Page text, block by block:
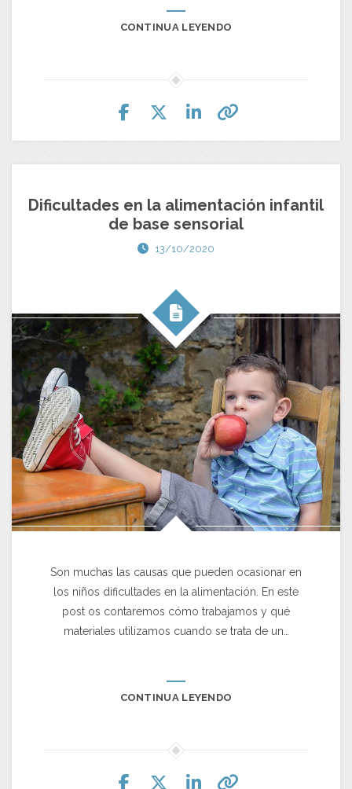
CONTINUA LEYENDO
Dificultades en la alimentación infantil
de base sensorial
13/10/2020
Son muchas las causas que pueden ocasionar en
los niños dificultades en la alimentación. En este
post os contaremos cómo trabajamos y qué
materiales utilizamos cuando se trata de un…
CONTINUA LEYENDO